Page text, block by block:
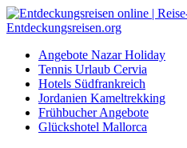
Angebote Nazar Holiday
Tennis Urlaub Cervia
Hotels Südfrankreich
Jordanien Kameltrekking
Frühbucher Angebote
Glückshotel Mallorca